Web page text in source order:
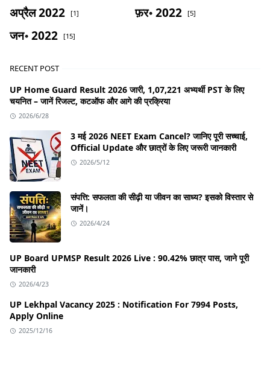
अप्रैल 2022 [1] फ़र॰ 2022 [5]
जन॰ 2022 [15]
RECENT POST
UP Home Guard Result 2026 जारी, 1,07,221 अभ्यर्थी PST के लिए
चयनित – जानें रिजल्ट, कटऑफ और आगे की प्रक्रिया
2026/6/28
3 मई 2026 NEET Exam Cancel? जानिए पूरी सच्चाई,
Official Update और छात्रों के लिए जरूरी जानकारी
2026/5/12
संपत्ति: सफलता की सीढ़ी या जीवन का साध्य? इसको विस्तार से
जानें।
2026/4/24
UP Board UPMSP Result 2026 Live : 90.42% छात्र पास, जाने पूरी
जानकारी
2026/4/23
UP Lekhpal Vacancy 2025 : Notification For 7994 Posts,
Apply Online
2025/12/16